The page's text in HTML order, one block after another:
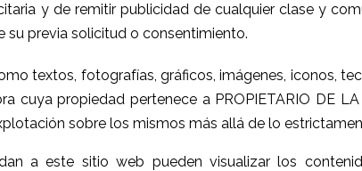
y de remitir publicidad de cualquier clase y
su previa solicitud o consentimiento.
textos, fotografías, gráficos, imágenes, iconos,
cuya propiedad pertenece a PROPIETARIO DE
sobre los mismos más allá de lo
a este sitio web pueden visualizar los